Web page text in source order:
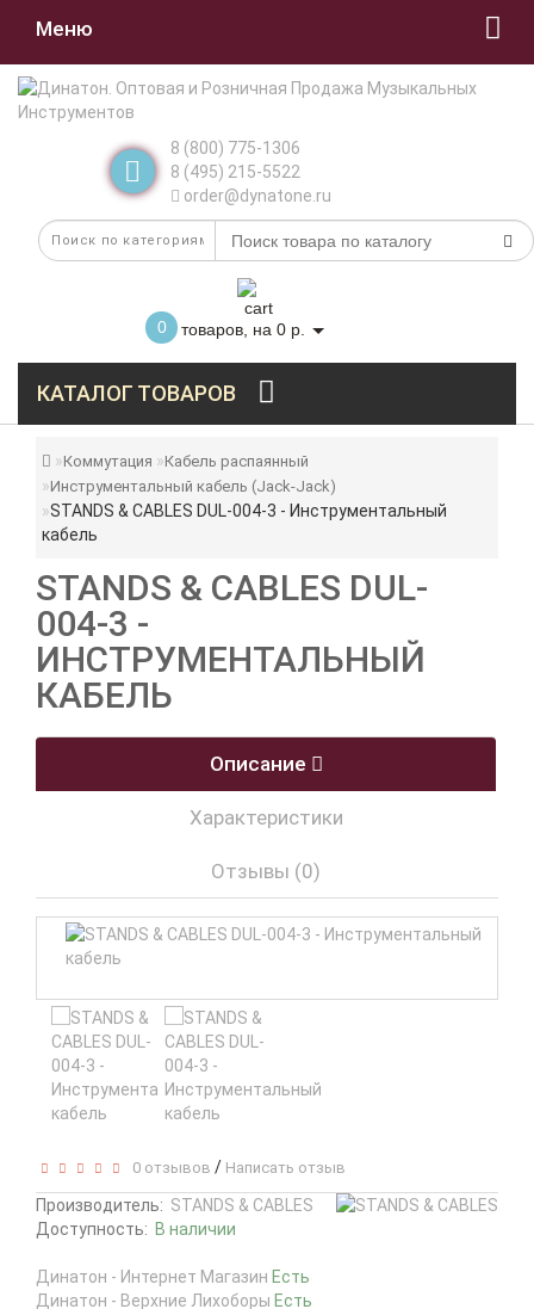
Меню
8 (800) 775-1306
8 (495) 215-5522
order@dynatone.ru
0 товаров, на 0 р.
КАТАЛОГ ТОВАРОВ
Коммутация
Кабель распаянный
Инструментальный кабель (Jack-Jack)
STANDS & CABLES DUL-004-3 - Инструментальный
кабель
STANDS & CABLES DUL-
004-3 -
ИНСТРУМЕНТАЛЬНЫЙ
КАБЕЛЬ
Описание
Характеристики
Отзывы (0)
0 отзывов / Написать отзыв
Производитель: STANDS & CABLES
Доступность: В наличии
Динатон - Интернет Магазин Есть
Динатон - Верхние Лихоборы Есть